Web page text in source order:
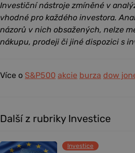
Investiční nástroje zmíněné v
vhodné pro každého investora.
názorů v nich obsažených, nelze
nákupu, prodeji či jiné dispozici s
Více o S&P500 akcie burza dow
Další z rubriky Investice
Investice